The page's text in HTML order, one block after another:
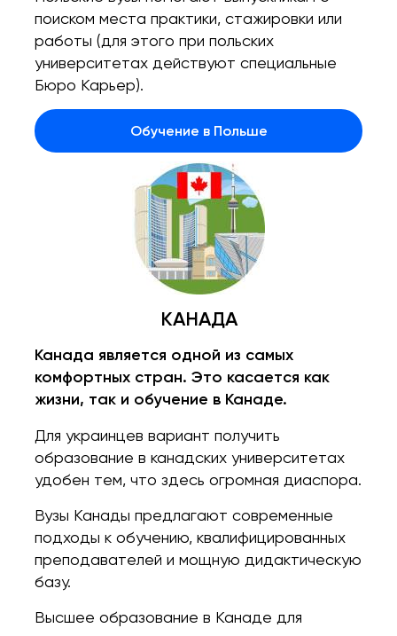
поиском места практики, стажировки или
работы (для этого при польских
университетах действуют специальные
Бюро Карьер).
Обучение в Польше
КАНАДА
Канада является одной из самых
комфортных стран. Это касается как
жизни, так и обучение в Канаде.
Для украинцев вариант получить
образование в канадских университетах
удобен тем, что здесь огромная диаспора.
Вузы Канады предлагают современные
подходы к обучению, квалифицированных
преподавателей и мощную дидактическую
базу.
Высшее образование в Канаде для